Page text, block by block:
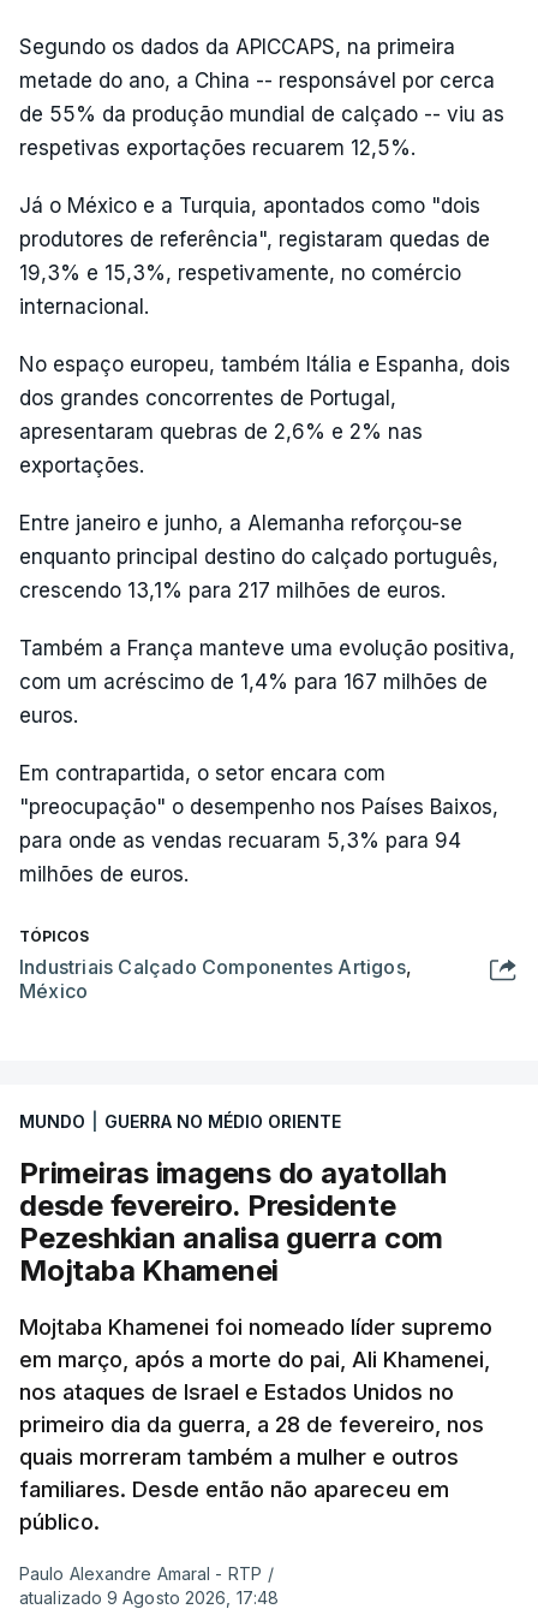
Segundo os dados da APICCAPS, na primeira
metade do ano, a China -- responsável por cerca
de 55% da produção mundial de calçado -- viu as
respetivas exportações recuarem 12,5%.
Já o México e a Turquia, apontados como "dois
produtores de referência", registaram quedas de
19,3% e 15,3%, respetivamente, no comércio
internacional.
No espaço europeu, também Itália e Espanha, dois
dos grandes concorrentes de Portugal,
apresentaram quebras de 2,6% e 2% nas
exportações.
Entre janeiro e junho, a Alemanha reforçou-se
enquanto principal destino do calçado português,
crescendo 13,1% para 217 milhões de euros.
Também a França manteve uma evolução positiva,
com um acréscimo de 1,4% para 167 milhões de
euros.
Em contrapartida, o setor encara com
"preocupação" o desempenho nos Países Baixos,
para onde as vendas recuaram 5,3% para 94
milhões de euros.
TÓPICOS
Industriais Calçado Componentes Artigos,
México
MUNDO GUERRA NO MÉDIO ORIENTE
Primeiras imagens do ayatollah
desde fevereiro. Presidente
Pezeshkian analisa guerra com
Mojtaba Khamenei
Mojtaba Khamenei foi nomeado líder supremo
em março, após a morte do pai, Ali Khamenei,
nos ataques de Israel e Estados Unidos no
primeiro dia da guerra, a 28 de fevereiro, nos
quais morreram também a mulher e outros
familiares. Desde então não apareceu em
público.
Paulo Alexandre Amaral - RTP /
atualizado 9 Agosto 2026, 17:48